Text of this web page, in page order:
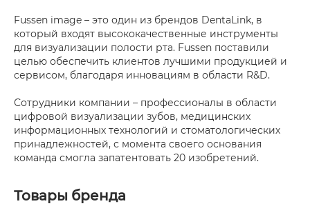
Fussen image – это один из брендов DentaLink, в
который входят высококачественные инструменты
для визуализации полости рта. Fussen поставили
целью обеспечить клиентов лучшими продукцией и
сервисом, благодаря инновациям в области R&D.
Сотрудники компании – профессионалы в области
цифровой визуализации зубов, медицинских
информационных технологий и стоматологических
принадлежностей, с момента своего основания
команда смогла запатентовать 20 изобретений.
Товары бренда